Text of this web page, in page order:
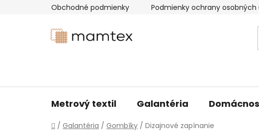
Obchodné podmienky Podmienky ochrany osobných
Metrový textil Galantéria
Domov
/ Galantéria / Gombíky / Dizajnové zapínanie